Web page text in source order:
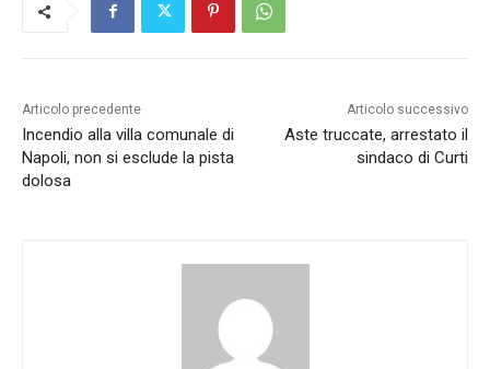
Articolo precedente
Incendio alla villa comunale di
Napoli, non si esclude la pista
dolosa
Articolo successivo
Aste truccate, arrestato il
sindaco di Curti